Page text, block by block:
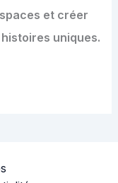
et créer
uniques.